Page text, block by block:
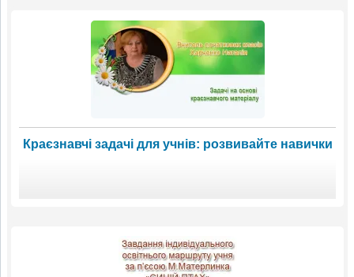
Краєзнавчі задачі для учнів: розвивайте навички